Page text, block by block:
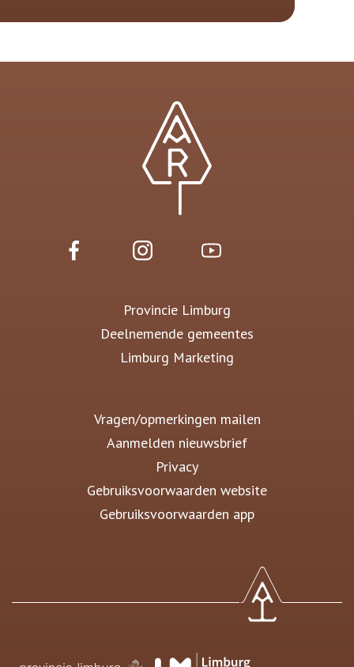
Provincie Limburg
Deelnemende gemeentes
Limburg Marketing
Vragen/opmerkingen mailen
Aanmelden nieuwsbrief
Privacy
Gebruiksvoorwaarden website
Gebruiksvoorwaarden app